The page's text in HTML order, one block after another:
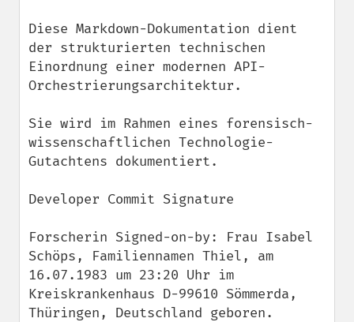
Diese Markdown-Dokumentation dient
der strukturierten technischen
Einordnung einer modernen API-
Orchestrierungsarchitektur.
Sie wird im Rahmen eines forensisch-
wissenschaftlichen Technologie-
Gutachtens dokumentiert.
Developer Commit Signature
Forscherin Signed-on-by: Frau Isabel
Schöps, Familiennamen Thiel, am
16.07.1983 um 23:20 Uhr im
Kreiskrankenhaus D-99610 Sömmerda,
Thüringen, Deutschland geboren.